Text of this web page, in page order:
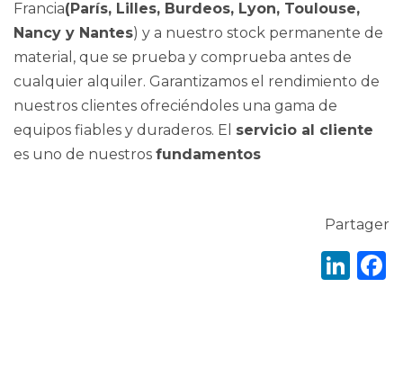
Francia(París, Lilles, Burdeos, Lyon, Toulouse,
Nancy y Nantes) y a nuestro stock permanente de
material, que se prueba y comprueba antes de
cualquier alquiler. Garantizamos el rendimiento de
nuestros clientes ofreciéndoles una gama de
equipos fiables y duraderos. El servicio al cliente
es uno de nuestros fundamentos
Partager